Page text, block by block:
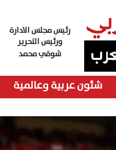
رئيس مجلس الادارة
ورئيس التحرير
شوقي محمد
شئون عربية وعالمية